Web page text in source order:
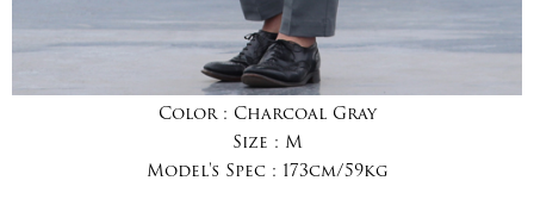
Color : Charcoal Gray
Size : M
Model's Spec : 173cm/59kg